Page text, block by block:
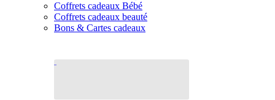
Coffrets cadeaux Bébé
Coffrets cadeaux beauté
Bons & Cartes cadeaux